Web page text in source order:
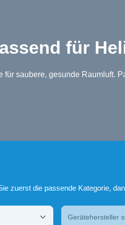
für
für saubere, gesunde Raumluft.
zuerst die passende Kategorie,